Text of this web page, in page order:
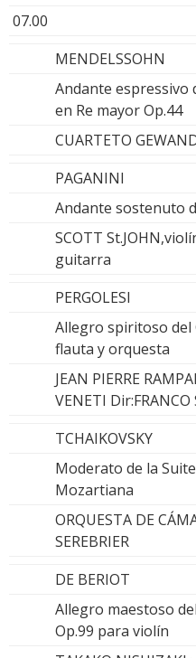
07.00
MENDELSSOHN
Andante espressivo
en Re mayor Op.44
CUARTETO
PAGANINI
Andante sostenuto
SCOTT
guitarra
PERGOLESI
Allegro spiritoso del
flauta y orquesta
JEAN PIERRE
VENETI Dir:FRANCO
TCHAIKOVSKY
Moderato de la
Mozartiana
ORQUESTA DE
SEREBRIER
DE BERIOT
Allegro maestoso
Op.99 para violín